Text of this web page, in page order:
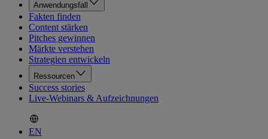
Anwendungsfall
Fakten finden
Content stärken
Pitches gewinnen
Märkte verstehen
Strategien entwickeln
Ressourcen
Success stories
Live-Webinars & Aufzeichnungen
EN